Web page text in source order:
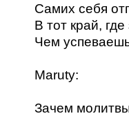
Самих себя
В тот край,
Чем
Maruty:
Зачем